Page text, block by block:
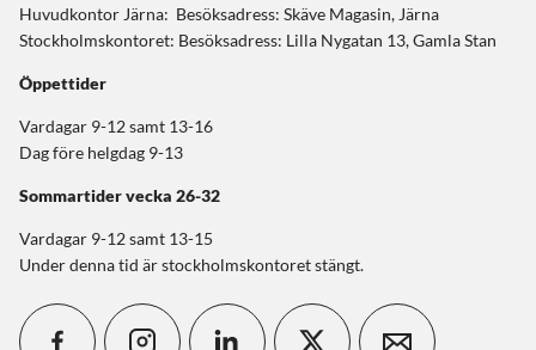
Huvudkontor Järna: Besöksadress: Skäve Magasin, Järna
Stockholmskontoret: Besöksadress: Lilla Nygatan 13, Gamla Stan
Öppettider
Vardagar 9-12 samt 13-16
Dag före helgdag 9-13
Sommartidervecka 26-32
Vardagar 9-12 samt 13-15
Under denna tid är stockholmskontoret stängt.